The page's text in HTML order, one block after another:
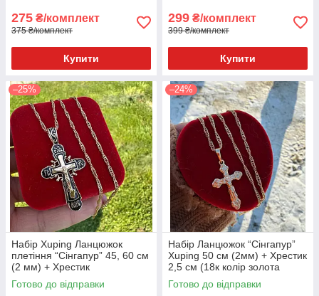
275 ₴/комплект
375 ₴/комплект
Купити
299 ₴/комплект
399 ₴/комплект
Купити
–25%
Набір Xuping Ланцюжок
плетіння “Сінгапур” 45, 60 см
(2 мм) + Хрестик
Православний 4.5х2.3 см (18
к колір золота 585п)
Готово до відправки
–24%
Набір Ланцюжок “Сінгапур”
Xuping 50 см (2мм) + Хрестик
2,5 см (18к колір золота
585п) 82-037-2
Готово до відправки